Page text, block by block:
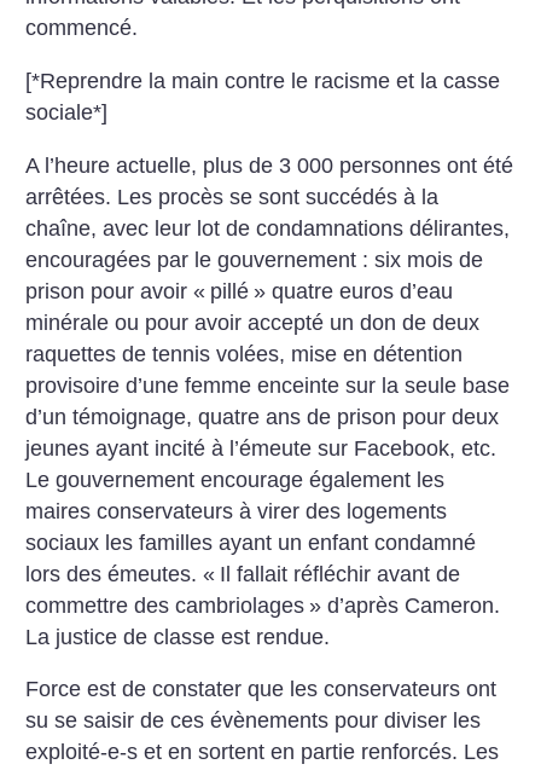
commencé.
[*Reprendre la main contre le racisme et la casse
sociale*]
A l’heure actuelle, plus de 3 000 personnes ont été
arrêtées. Les procès se sont succédés à la
chaîne, avec leur lot de condamnations délirantes,
encouragées par le gouvernement : six mois de
prison pour avoir « pillé » quatre euros d’eau
minérale ou pour avoir accepté un don de deux
raquettes de tennis volées, mise en détention
provisoire d’une femme enceinte sur la seule base
d’un témoignage, quatre ans de prison pour deux
jeunes ayant incité à l’émeute sur Facebook, etc.
Le gouvernement encourage également les
maires conservateurs à virer des logements
sociaux les familles ayant un enfant condamné
lors des émeutes. « Il fallait réfléchir avant de
commettre des cambriolages » d’après Cameron.
La justice de classe est rendue.
Force est de constater que les conservateurs ont
su se saisir de ces évènements pour diviser les
exploité-e-s et en sortent en partie renforcés. Les